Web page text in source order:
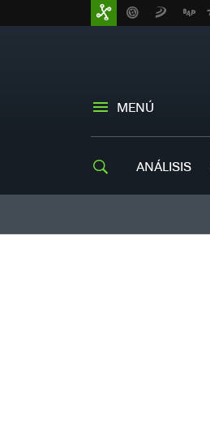
MENÚ
ANÁLISIS